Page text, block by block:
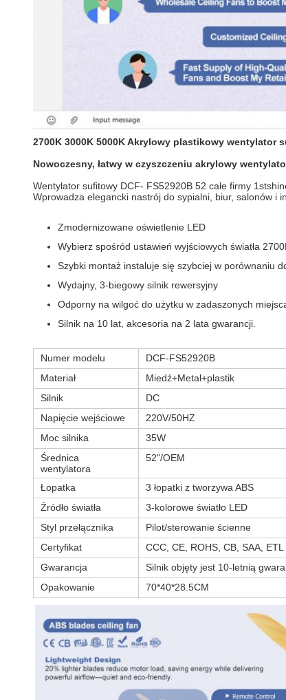
2700K 3000K 5000K Akrylowy plastikowy wentylator
Nowoczesny, łatwy w czyszczeniu akrylowy
Wentylator sufitowy DCF- FS52920B 52 cale firmy
Wprowadza elegancki nastrój do sypialni, biur, salonów i
Zmodernizowane oświetlenie LED
Wybierz spośród ustawień wyjściowych światła
Szybki montaż instaluje się szybciej w porównaniu
Wydajny, 3-biegowy silnik rewersyjny
Odporny na wilgoć do użytku w zadaszonych
Silnik na 10 lat, akcesoria na 2 lata gwarancji.
Numer modelu
DCF-FS52920B
Materiał
Miedź+Metal+plastik
Silnik
DC
Napięcie wejściowe
220V/50HZ
Moc silnika
35W
Średnica
wentylatora
52"/OEM
Łopatka
3 łopatki z tworzywa ABS
Źródło światła
3-kolorowe światło LED
Styl przełącznika
Pilot/sterowanie ścienne
Certyfikat
CCC, CE, ROHS, CB, SAA, ETL
Gwarancja
Silnik objęty jest 10-letnią
Opakowanie
70*40*28.5CM